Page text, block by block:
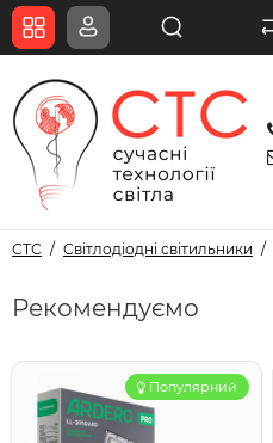
СТС Світлодіодні світильники
Рекомендуємо
Популярний